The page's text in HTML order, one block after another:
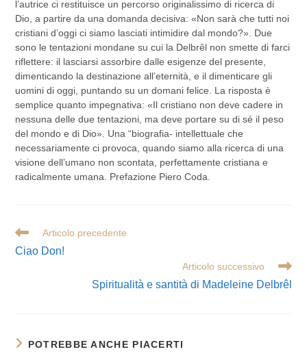
l’autrice ci restituisce un percorso originalissimo di ricerca di
Dio, a partire da una domanda decisiva: «Non sarà che tutti noi
cristiani d’oggi ci siamo lasciati intimidire dal mondo?». Due
sono le tentazioni mondane su cui la Delbrêl non smette di farci
riflettere: il lasciarsi assorbire dalle esigenze del presente,
dimenticando la destinazione all’eternità, e il dimenticare gli
uomini di oggi, puntando su un domani felice. La risposta è
semplice quanto impegnativa: «Il cristiano non deve cadere in
nessuna delle due tentazioni, ma deve portare su di sé il peso
del mondo e di Dio». Una “biografia- intellettuale che
necessariamente ci provoca, quando siamo alla ricerca di una
visione dell’umano non scontata, perfettamente cristiana e
radicalmente umana. Prefazione Piero Coda.
Leggi
altri
articoli
Articolo precedente
Ciao Don!
Articolo successivo
Spiritualità e santità di Madeleine Delbrêl
POTREBBE ANCHE PIACERTI